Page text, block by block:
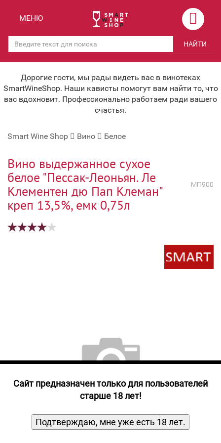
Скидки
Мероприятия
Корпоративным клиентам
Под заказ
Бонусная система
Наша команда
关于我们
Вино крепленое
Вино игристое и Шампанское
Вино безалкогольное
Бренди, Коньяк, Арманьяк
Виски и Бурбон
Пиво и слабоалк. напитки
Ликер
Прочие алкогольные напитки
МЕНЮ
НАЙТИ
Дорогие гости, мы рады видеть вас в винотеках
SmartWineShop. Наши кависты помогут вам найти то, что
вас вдохновит. Профессионально работаем ради вашего
счастья.
Smart Wine Shop Вино Белое
Вино выдержанное сухое
белое "Пессак-Леоньян. Ле
Клементен дю Пап Клеман"
креп 13,5%, емк 0,75л
МП900
Cайт предназначен только для пользователей
старше 18 лет!
Подтверждаю, мне уже есть 18 лет.